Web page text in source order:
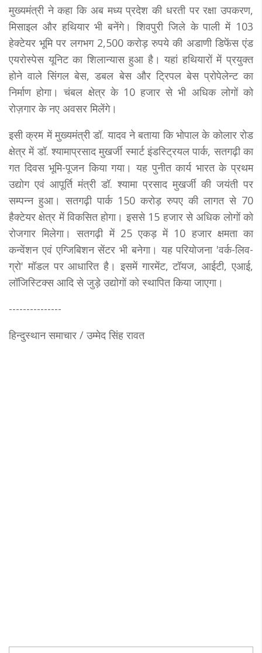
मुख्यमंत्री ने कहा कि अब मध्य प्रदेश की धरती पर रक्षा उपकरण,
मिसाइल और हथियार भी बनेंगे। शिवपुरी जिले के पाली में 103
हेक्टेयर भूमि पर लगभग 2,500 करोड़ रुपये की अडाणी डिफेंस एंड
एयरोस्पेस यूनिट का शिलान्यास हुआ है। यहां हथियारों में प्रयुक्त
होने वाले सिंगल बेस, डबल बेस और ट्रिपल बेस प्रोपेलेन्ट का
निर्माण होगा। चंबल क्षेत्र के 10 हजार से भी अधिक लोगों को
रोज़गार के नए अवसर मिलेंगे।
इसी क्रम में मुख्यमंत्री डॉ. यादव ने बताया कि भोपाल के कोलार रोड
क्षेत्र में डॉ. श्यामाप्रसाद मुखर्जी स्मार्ट इंडस्ट्रियल पार्क, सतगढ़ी का
गत दिवस भूमि-पूजन किया गया। यह पुनीत कार्य भारत के प्रथम
उद्योग एवं आपूर्ति मंत्री डॉ. श्यामा प्रसाद मुखर्जी की जयंती पर
सम्पन्न हुआ। सतगढ़ी पार्क 150 करोड़ रुपए की लागत से 70
हैक्टेयर क्षेत्र में विकसित होगा। इससे 15 हजार से अधिक लोगों को
रोजगार मिलेगा। सतगढ़ी में 25 एकड़ में 10 हजार क्षमता का
कन्वेंशन एवं एग्जिबिशन सेंटर भी बनेगा। यह परियोजना 'वर्क-लिव-
ग्रो' मॉडल पर आधारित है। इसमें गारमेंट, टॉयज, आईटी, एआई,
लॉजिस्टिक्स आदि से जुड़े उद्योगों को स्थापित किया जाएगा।
---------------
हिन्दुस्थान समाचार / उम्मेद सिंह रावत